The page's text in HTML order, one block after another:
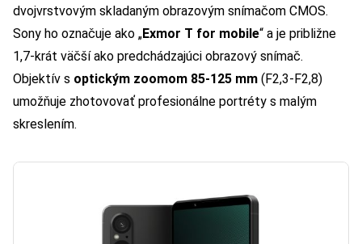
dvojvrstvovým skladaným obrazovým snímačom CMOS.
Sony ho označuje ako „Exmor T for mobile“ a je približne
1,7-krát väčší ako predchádzajúci obrazový snímač.
Objektív s optickým zoomom 85-125 mm (F2,3-F2,8)
umožňuje zhotovovať profesionálne portréty s malým
skreslením.